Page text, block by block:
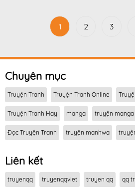
1 2 3
Chuyên mục
Truyện Tranh Truyện Tranh Online
Truyện Tranh Hay manga truyện manga
Đọc Truyện Tranh truyện manhwa
Liên kết
truyenqq truyenqqviet truyen qq qq